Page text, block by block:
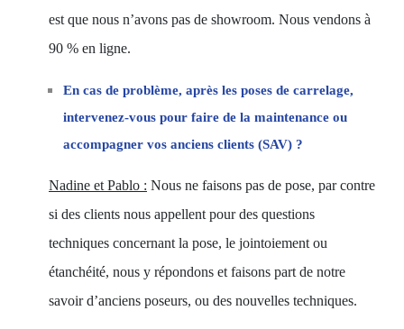
est que nous n’avons pas de showroom. Nous vendons à
90 % en ligne.
En cas de problème, après les poses de carrelage,
intervenez-vous pour faire de la maintenance ou
accompagner vos anciens clients (SAV) ?
Nadine et Pablo : Nous ne faisons pas de pose, par contre
si des clients nous appellent pour des questions
techniques concernant la pose, le jointoiement ou
étanchéité, nous y répondons et faisons part de notre
savoir d’anciens poseurs, ou des nouvelles techniques.